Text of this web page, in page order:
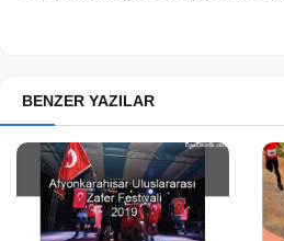
BENZER YAZILAR